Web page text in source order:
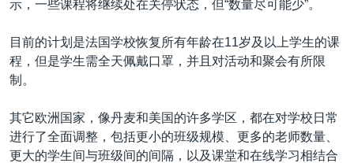
示，一些课程将继续处在关停状态，但“数量尽可能少”。
目前的计划是法国学校恢复所有年龄在11岁及以上学生的课
程，但是学生需全天佩戴口罩，并且对活动和聚会有所限
制。
其它欧洲国家，像丹麦和美国的许多学区，都在对学校日常
进行了全面调整，包括更小的班级规模、更多的老师数量、
更大的学生间与班级间的间隔，以及课堂和在线学习相结合